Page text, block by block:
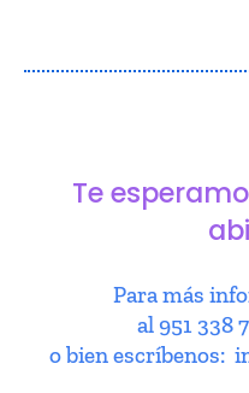
Te
Para más
al 951 338
o bien escríbenos: